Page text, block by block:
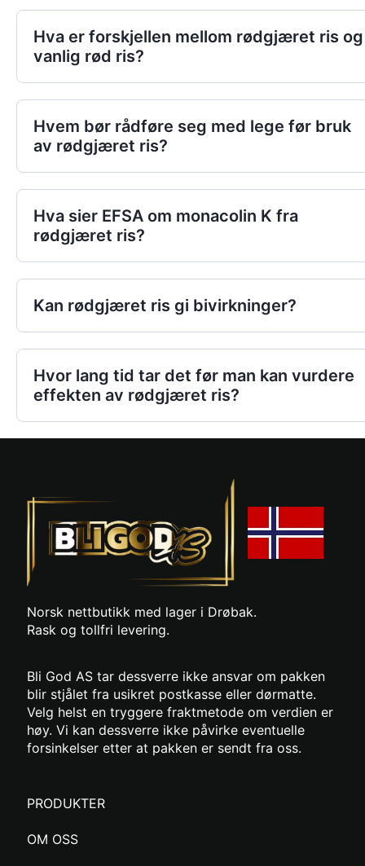
Hva er forskjellen mellom rødgjæret ris og
vanlig rød ris?
Hvem bør rådføre seg med lege før bruk
av rødgjæret ris?
Hva sier EFSA om monacolin K fra
rødgjæret ris?
Kan rødgjæret ris gi bivirkninger?
Hvor lang tid tar det før man kan vurdere
effekten av rødgjæret ris?
Norsk nettbutikk med lager i Drøbak.
Rask og tollfri levering.
Bli God AS tar dessverre ikke ansvar om pakken
blir stjålet fra usikret postkasse eller dørmatte.
Velg helst en tryggere fraktmetode om verdien er
høy. Vi kan dessverre ikke påvirke eventuelle
forsinkelser etter at pakken er sendt fra oss.
PRODUKTER
OM OSS